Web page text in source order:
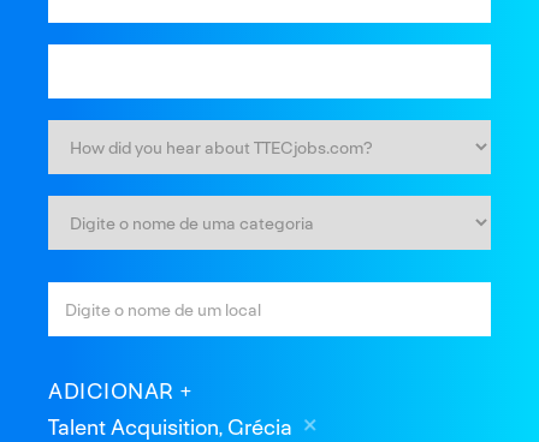
ADICIONAR
Talent Acquisition, Grécia